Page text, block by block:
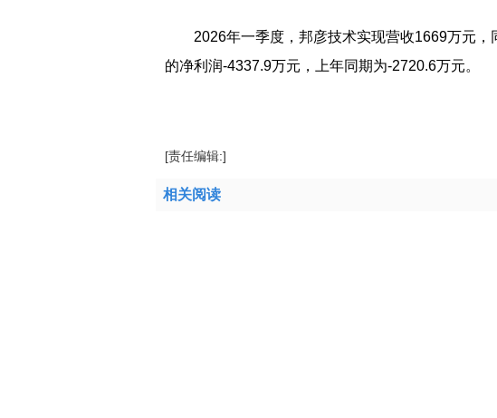
2026年一季度，邦彦技术实现营收1669万元
的净利润-4337.9万元，上年同期为-2720.6万元。
[责任编辑:]
相关阅读